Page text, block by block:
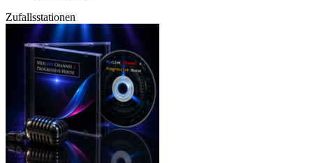
Zufallsstationen